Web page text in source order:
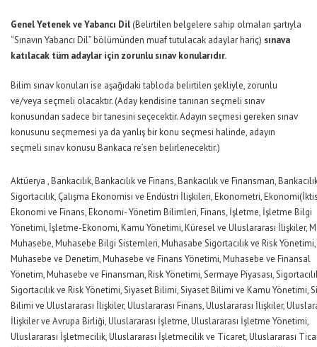
Genel Yetenek ve Yabancı Dil (Belirtilen belgelere sahip olmaları şartıyla
“Sınavın Yabancı Dil” bölümünden muaf tutulacak adaylar hariç) sınava
katılacak tüm adaylar için zorunlu sınav konularıdır.
Bilim sınav konuları ise aşağıdaki tabloda belirtilen şekliyle, zorunlu
ve/veya seçmeli olacaktır. (Aday kendisine tanınan seçmeli sınav
konusundan sadece bir tanesini seçecektir. Adayın seçmesi gereken sınav
konusunu seçmemesi ya da yanlış bir konu seçmesi halinde, adayın
seçmeli sınav konusu Bankaca re’sen belirlenecektir.)
Aktüerya , Bankacılık, Bankacılık ve Finans, Bankacılık ve Finansman,
Sigortacılık, Çalışma Ekonomisi ve Endüstri İlişkileri, Ekonometri,
Ekonomi ve Finans, Ekonomi- Yönetim Bilimleri, Finans, İşletme, İşletme Bilgi
Yönetimi, İşletme-Ekonomi, Kamu Yönetimi, Küresel ve Uluslararası İlişkiler,
Muhasebe, Muhasebe Bilgi Sistemleri, Muhasabe Sigortacılık ve Risk Yönetimi,
Muhasebe ve Denetim, Muhasebe ve Finans Yönetimi, Muhasebe ve Finansal
Yönetim, Muhasebe ve Finansman, Risk Yönetimi, Sermaye Piyasası,
Sigortacılık ve Risk Yönetimi, Siyaset Bilimi, Siyaset Bilimi ve Kamu Yönetimi,
Bilimi ve Uluslararası İlişkiler, Uluslararası Finans, Uluslararası İlişkiler,
İlişkiler ve Avrupa Birliği, Uluslararası İşletme, Uluslararası İşletme Yönetimi,
Uluslararası İşletmecilik, Uluslararası İşletmecilik ve Ticaret, Uluslararası